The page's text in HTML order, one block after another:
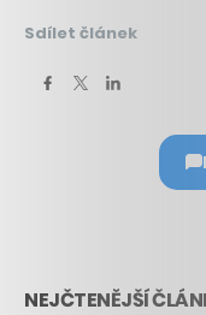
Sdílet článek
NEJČTENĚJŠÍ